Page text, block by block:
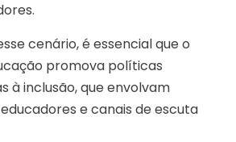
cenário, é essencial que o
promova políticas
à inclusão, que envolvam
e canais de escuta